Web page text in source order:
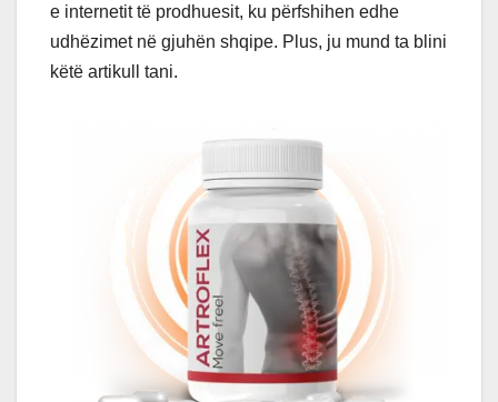
e internetit të prodhuesit, ku përfshihen edhe
udhëzimet në gjuhën shqipe. Plus, ju mund ta blini
këtë artikull tani.